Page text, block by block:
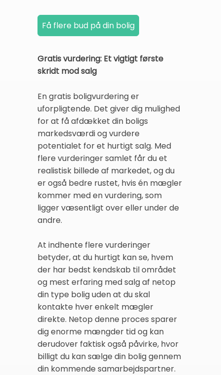
Gratis vurdering: Et vigtigt første
skridt mod salg
En gratis boligvurdering er
uforpligtende. Det giver dig mulighed
for at få afdækket din boligs
markedsværdi og vurdere
potentialet for et hurtigt salg. Med
flere vurderinger samlet får du et
realistisk billede af markedet, og du
er også bedre rustet, hvis én mægler
kommer med en vurdering, som
ligger væsentligt over eller under de
andre.
At indhente flere vurderinger
betyder, at du hurtigt kan se, hvem
der har bedst kendskab til området
og mest erfaring med salg af netop
din type bolig uden at du skal
kontakte hver enkelt mægler
direkte. Netop denne proces sparer
dig enorme mængder tid og kan
derudover faktisk også påvirke, hvor
billigt du kan sælge din bolig gennem
din kommende samarbejdspartner.